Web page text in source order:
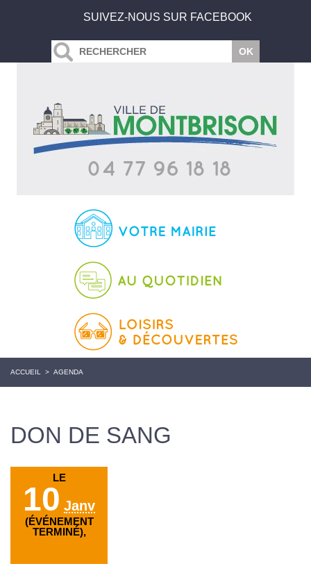
SUIVEZ-NOUS SUR FACEBOOK
ACCUEIL > AGENDA
DON DE SANG
LE
10 Janv
(ÉVÉNEMENT
TERMINÉ),